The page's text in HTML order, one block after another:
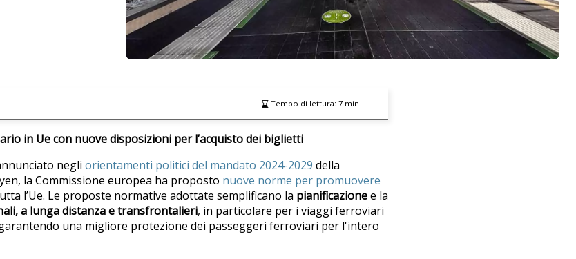
Tempo di lettura: 7min
in Ue con nuove disposizioni per l’acquisto dei biglietti
negli orientamenti politici del mandato 2024-2029 della
la Commissione europea ha proposto nuove norme per promuovere
l’Ue. Le proposte normative adottate semplificano la pianificazionee la
a lunga distanza e transfrontalieri, in particolare per i viaggi ferroviari
una migliore protezione dei passeggeri ferroviari per l'intero